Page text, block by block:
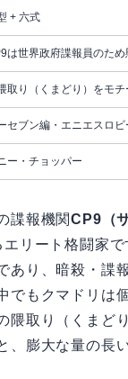
+ 六式
は世界政府諜報員のため
取り（くまどり）をモチ
セブン編・エニエスロビ
ー・チョッパー
諜報機関CP9（
エリート格闘家
あり、暗殺・諜
でもクマドリは
隈取り（くまど
、膨大な量の長